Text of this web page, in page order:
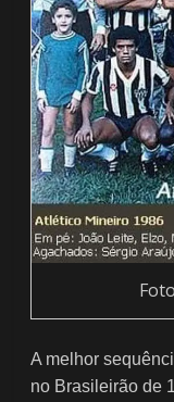
A melhor
no Brasileirão de